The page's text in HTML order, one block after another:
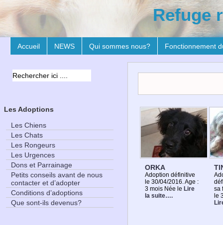
Refuge
Accueil NEWS Qui sommes nous? Fonctionnement
ORKA
Adoption définitive
le 30/04/2016. Age :
3 mois Née le Lire
la suite….
sa
le
Les Adoptions
Les Chiens
Les Chats
Les Rongeurs
Les Urgences
Dons et Parrainage
Petits conseils avant de nous
contacter et d’adopter
Conditions d’adoptions
Que sont-ils devenus?